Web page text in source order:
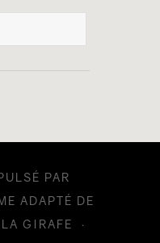
PAR
ADAPTÉ DE
GIRAFE
·